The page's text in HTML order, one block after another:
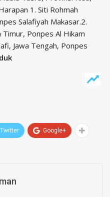
1. Siti Rohmah
Salafiyah Makasar.2.
Timur, Ponpes Al Hikam
Jawa Tengah, Ponpes
Twitter Google+